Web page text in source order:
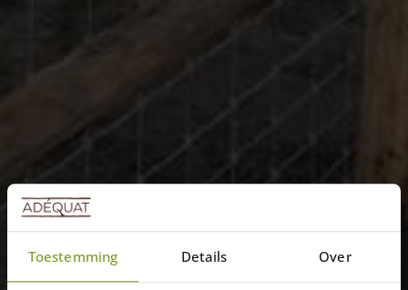
Toestemming Details Over
Général